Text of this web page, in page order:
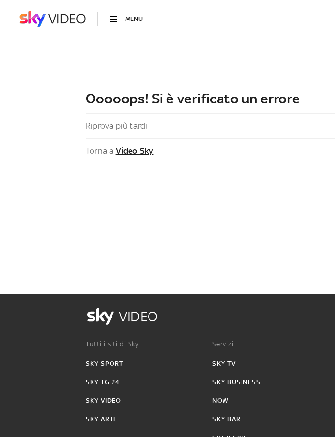
MENU
Ooooops! Si è verificato un errore
Riprova più tardi
Torna a Video Sky
VIDEO
Tutti i siti di Sky:
SKY SPORT
SKY TG 24
SKY VIDEO
SKY ARTE
Servizi:
SKY TV
SKY BUSINESS
NOW
SKY BAR